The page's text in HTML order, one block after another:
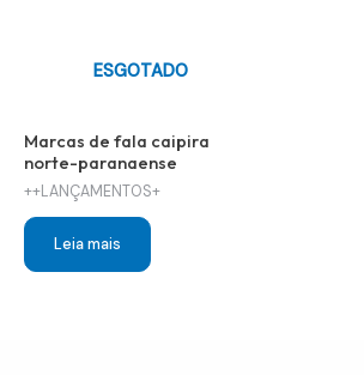
ESGOTADO
Marcas de fala caipira
norte-paranaense
++LANÇAMENTOS+
Leia mais